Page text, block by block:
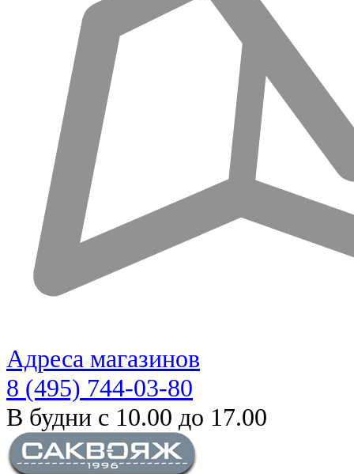
Адреса магазинов
8 (495) 744-03-80
В будни с 10.00 до 17.00